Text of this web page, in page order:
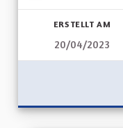
ERSTELLT AM
20/04/2023